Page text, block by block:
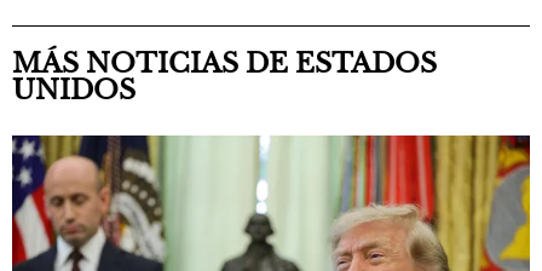
MÁS NOTICIAS DE ESTADOS
UNIDOS